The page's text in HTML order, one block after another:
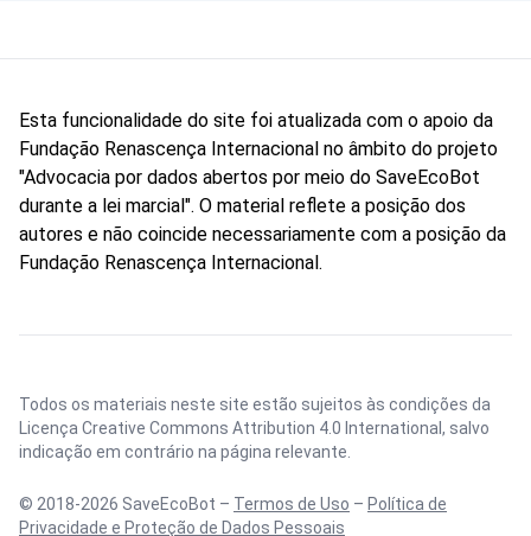
Esta funcionalidade do site foi atualizada com o apoio da
Fundação Renascença Internacional no âmbito do projeto
"Advocacia por dados abertos por meio do SaveEcoBot
durante a lei marcial". O material reflete a posição dos
autores e não coincide necessariamente com a posição da
Fundação Renascença Internacional.
Todos os materiais neste site estão sujeitos às condições da
Licença Creative Commons Attribution 4.0 International , salvo
indicação em contrário na página relevante.
© 2018-2026 SaveEcoBot – Termos de Uso – Política de
Privacidade e Proteção de Dados Pessoais